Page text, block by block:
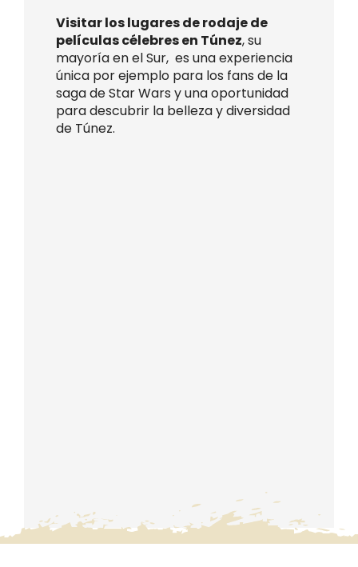
Visitar los lugares de rodaje de
películas célebres en Túnez, su
mayoría en el Sur, es una experiencia
única por ejemplo para los fans de la
saga de Star Wars y una oportunidad
para descubrir la belleza y diversidad
de Túnez.